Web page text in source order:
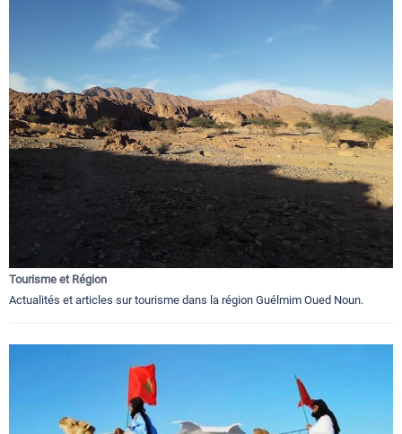
Tourisme et Région
Actualités et articles sur tourisme dans la région Guélmim Oued Noun.